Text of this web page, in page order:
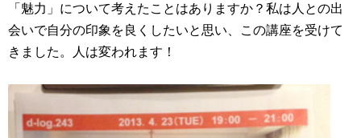
「魅力」について考えたことはありますか？私は人との出
会いで自分の印象を良くしたいと思い、この講座を受けて
きました。人は変われます！